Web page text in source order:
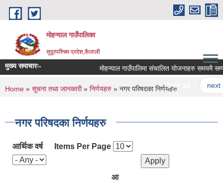
Skip to main content
मोहन्याल गाउँपालिका
सुदूरपश्चिम प्रदेश,कैलाली
मुख्य समाचारः- मोहन्याल गाउँपालिमा संचालित योजनाहरु समयमै
1 of 16 next ›
You are here
Home » सूचना तथा जानकारी» निर्णयहरु » नगर परिषदका निर्णयहरु
नगर परिषदका निर्णयहरु
आर्थिक वर्ष Items Per Page
आ